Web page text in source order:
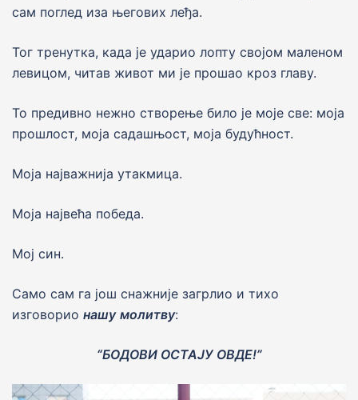
сам поглед иза његових леђа.
Тог тренутка, када је ударио лопту својом маленом
левицом, читав живот ми је прошао кроз главу.
То предивно нежно створење било је моје све: моја
прошлост, моја садашњост, моја будућност.
Моја најважнија утакмица.
Моја највећа победа.
Мој син.
Само сам га још снажније загрлио и тихо
изговорио нашу молитву:
“БОДОВИ ОСТАЈУ ОВДЕ!”